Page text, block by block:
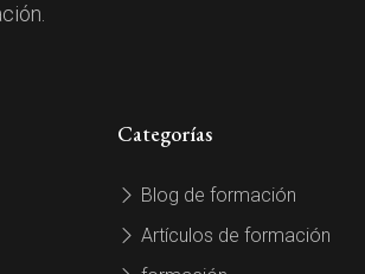
Categorías
Blog de formación
Artículos de formación